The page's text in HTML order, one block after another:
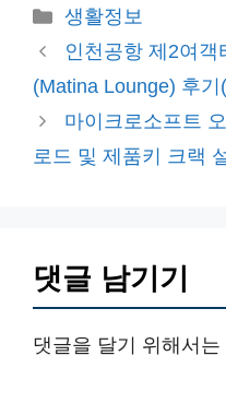
카
테
생활정보
인천공항 제2여객
(Matina Lounge) 후
마이크로소프트
로드 및 제품키 크랙
댓글 남기기
댓글을 달기 위해서는